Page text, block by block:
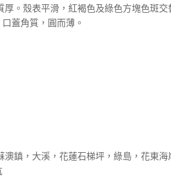
。殼表平滑，紅褐色及綠色方塊色斑交
蓋角質，圓而薄。
鎮，大溪，花蓮石梯坪，綠島，花東海